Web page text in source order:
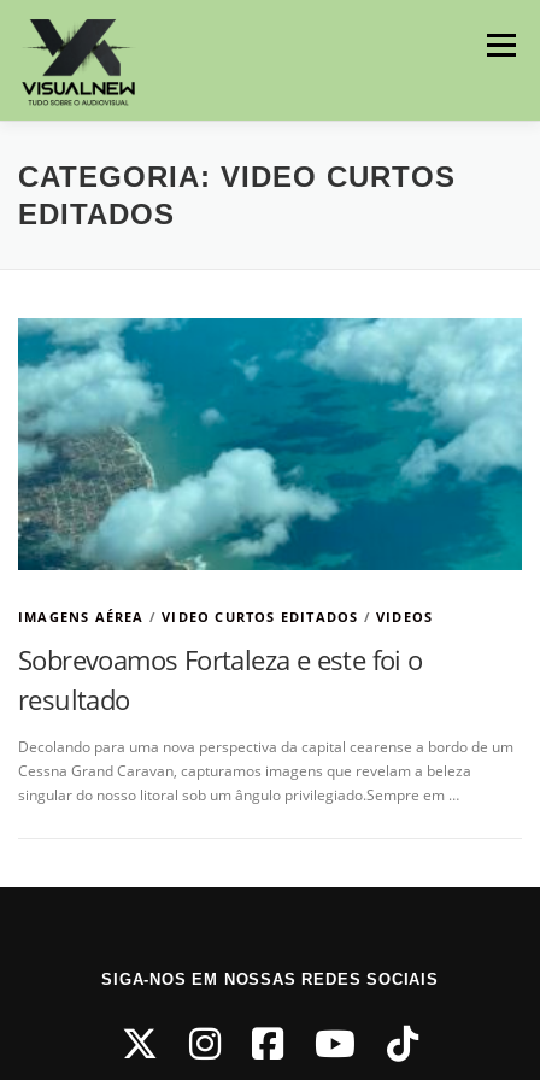
Menu
INÍCIO HISTÓRIAS BLOG
CATEGORIA: VIDEO CURTOS
EDITADOS
IMAGENS AÉREA /VIDEO CURTOS EDITADOS /VIDEOS
Sobrevoamos Fortaleza e este foi o
resultado
Decolando para uma nova perspectiva da capital cearense a bordo de um
Cessna Grand Caravan, capturamos imagens que revelam a beleza
singular do nosso litoral sob um ângulo privilegiado.Sempre em …
SIGA-NOS EM NOSSAS REDES SOCIAIS